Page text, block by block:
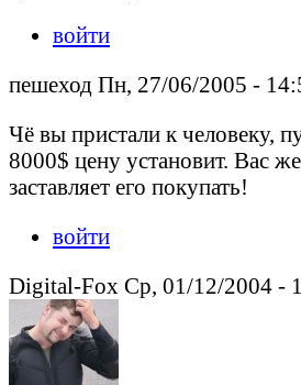
войти
пешеход Пн, 27/06/2005 -
Чё вы пристали к человеку,
8000$ цену установит. Вас
заставляет его покупать!
войти
Digital-Fox Ср, 01/12/2004 -